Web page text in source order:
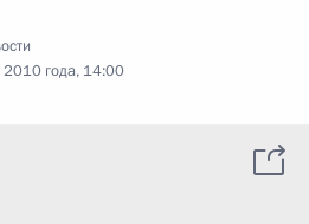
года, 14:00